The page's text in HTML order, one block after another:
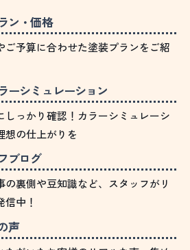
ン・価格
ご予算に合わせた塗装プランをご紹
ーシミュレーション
しっかり確認！カラーシミュレーシ
想の仕上がりを
ブログ
の裏側や豆知識など、スタッフがリ
信中！
声